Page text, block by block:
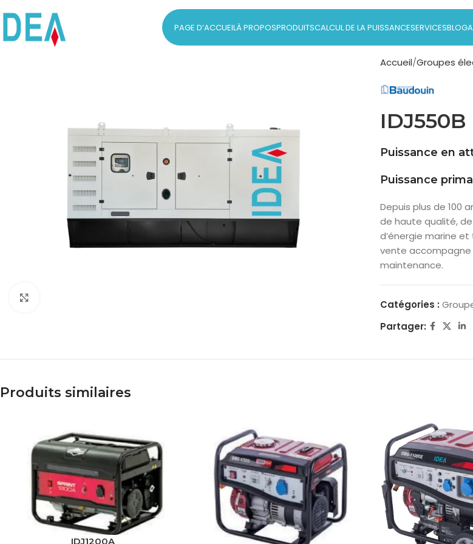
PAGE D’ACCUEILÀ PROPOSPRODUITSCALCUL DE LA PUISSANCESERVICESBLOG
Accueil Groupes
IDJ550B
Puissance en
Puissance
Depuis plus de 100
de haute qualité, de
d’énergie marine
vente accompagne
maintenance.
Catégories :
Partager:
Produits similaires
IDJ1200A